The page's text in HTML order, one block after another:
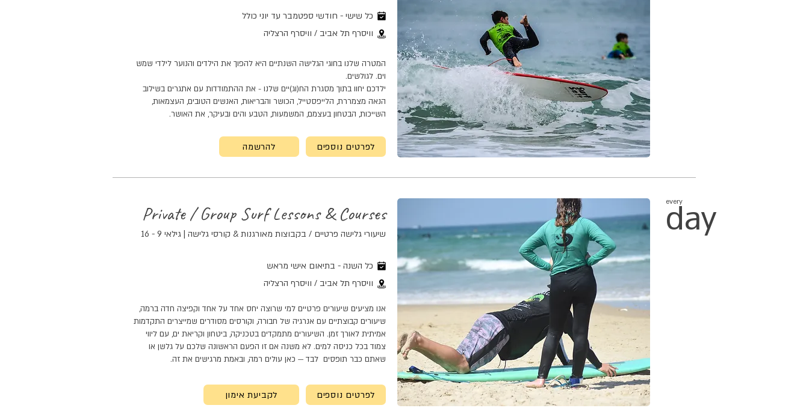
כל שישי - חודשי ספטמבר עד יוני כולל
וויסרף תל אביב / וויסרף הרצליה
המטרה שלנו בחוגי הגלישה השנתיים היא להפוך את הילדים והנוער לילדי שמש
וים. לגולשים.
ילדכם יחוו בתוך מסגרת הח(וג)יים שלנו - את ההתמודדות עם אתגרים בשילוב
הנאה מצמררת, הלייפסטייל, הכושר והבריאות, האנשים הטובים, העצמאות,
השייכות, הבטחון בעצמם, המשמעות, הטבע והים ובעיקר, את האושר.
להרשמה לפרטים נוספים
Private / Group Surf Lessons & Courses
שיעורי גלישה פרטיים / בקבוצות מאורגנות & קורסי גלישה | גילאי 9 - 16
כל השנה - בתיאום אישי מראש
וויסרף תל אביב / וויסרף הרצליה
אנו מציעים שיעורים פרטיים למי שרוצה יחס אחד על אחד וקפיצה חדה ברמה,
שיעורים קבוצתיים עם אנרגיה של חבורה, וקורסים מסודרים שמייצרים התקדמות
אמיתית לאורך זמן. השיעורים מתמקדים בטכניקה, ביטחון וקריאת ים, עם ליווי
צמוד בכל כניסה למים. לא משנה אם זו הפעם הראשונה שלכם על גלשן או
שאתם כבר תופסים לבד — כאן עולים רמה, ובאמת מרגישים את זה.
לקביעת אימון לפרטים נוספים
every
day